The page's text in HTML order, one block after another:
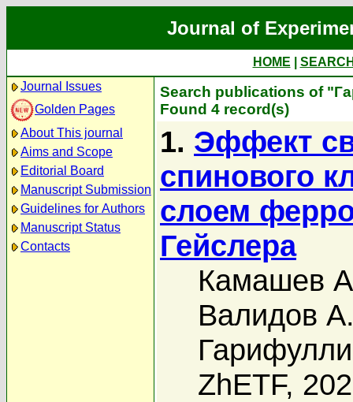
Journal of
HOME
Journal Issues
Golden Pages
About This journal
Aims and Scope
Editorial Board
Manuscript Submission
Guidelines for Authors
Manuscript Status
Contacts
Search publications of
Found 4 record(s)
1. Эффект
спинового
слоем
Гейслера
Камашев
Валидов
ZhETF,